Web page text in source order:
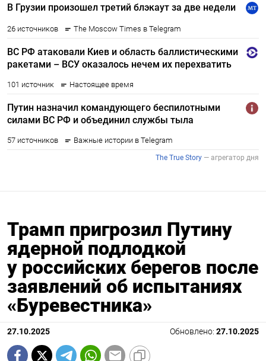
Трамп пригрозил Путину
ядерной подлодкой
у российских берегов после
заявлений об испытаниях
«Буревестника»
27.10.2025 Обновлено: 27.10.2025